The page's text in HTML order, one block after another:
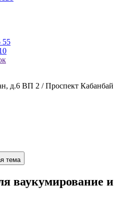
55
д.6 ВП 2 / Проспект Кабанбай
тема
ваукумирование и